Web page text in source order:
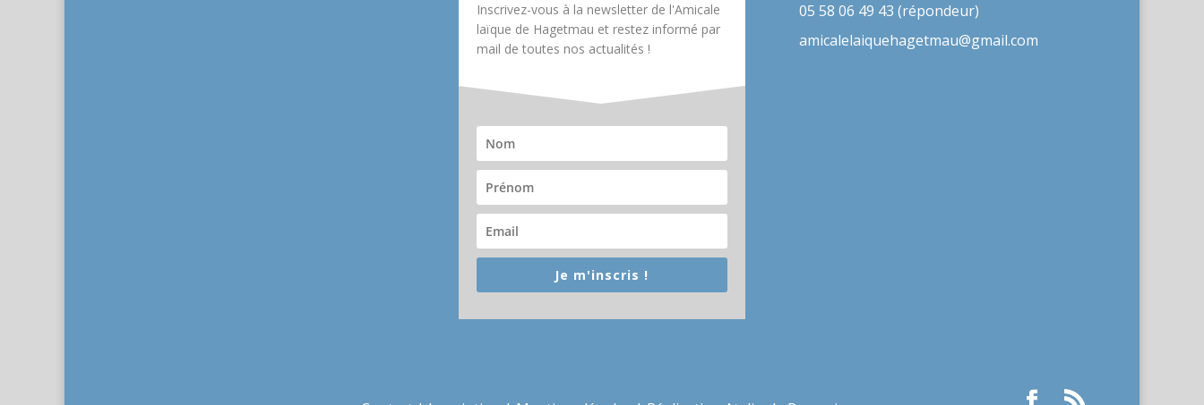
Inscrivez-vous à la newsletter de l'Amicale
laïque de Hagetmau et restez informé par
mail de toutes nos actualités !
Je m'inscris !
05 58 06 49 43 (répondeur)
amicalelaiquehagetmau@gmail.com